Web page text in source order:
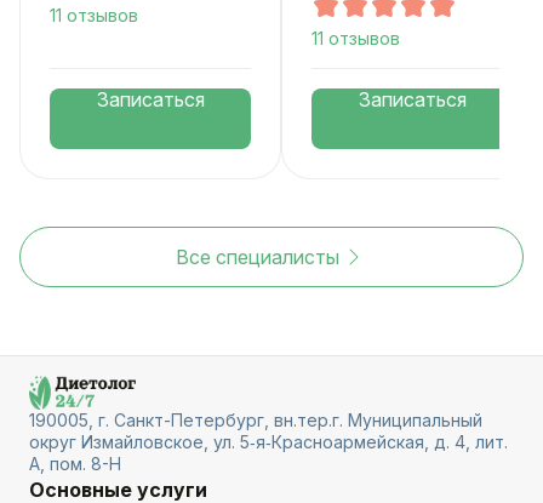
11 отзывов
Записаться
11 отзывов
Записаться
Все специалисты
190005, г. Санкт-Петербург, вн.тер.г. Муниципальный
округ Измайловское, ул. 5‑я‑Красноармейская, д. 4, лит.
А, пом. 8-Н
Основные услуги